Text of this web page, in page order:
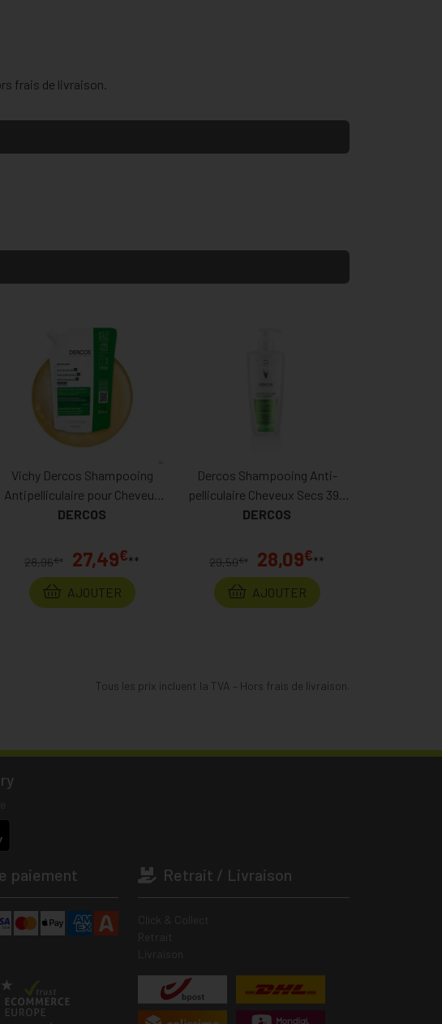
frais de livraison.
Vichy Dercos Shampooing
Antipelliculaire pour Cheveux
Gras Recharge 500ml
DERCOS
28,96€* 27,49€**
AJOUTER
Dercos Shampooing Anti-
pelliculaire Cheveux Secs 390
Ml
DERCOS
29,50€* 28,09€**
AJOUTER
Tous les prix incluent la TVA – Hors frais de livraison.
paiement Retrait / Livraison